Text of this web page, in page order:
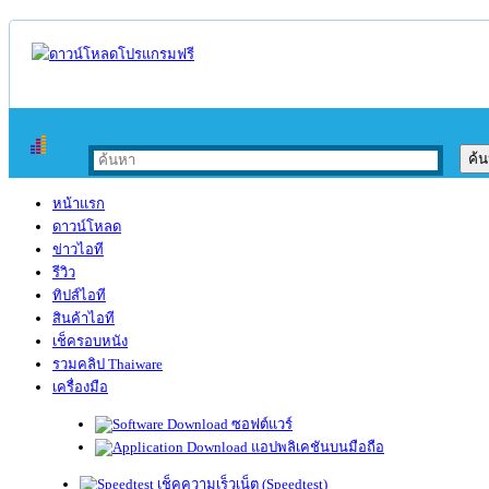
หน้าแรก
ดาวน์โหลด
ข่าวไอที
รีวิว
ทิปส์ไอที
สินค้าไอที
เช็ครอบหนัง
รวมคลิป Thaiware
เครื่องมือ
ซอฟต์แวร์
แอปพลิเคชันบนมือถือ
เช็คความเร็วเน็ต (Speedtest)